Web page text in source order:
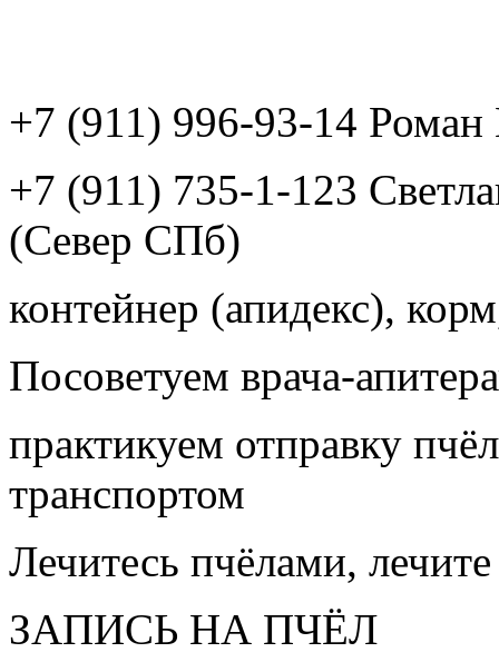
+7 (911) 996-93-14
+7 (911) 735-1-123
(Север СПб)
контейнер (апидекс),
Посоветуем врача-
практикуем отправку
транспортом
Лечитесь пчёлами,
ЗАПИСЬ НА ПЧЁЛ